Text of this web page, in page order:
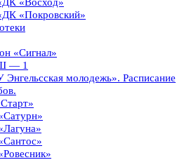
«Восход»
«Покровский»
«Сигнал»
— 1
молодежь». Расписание